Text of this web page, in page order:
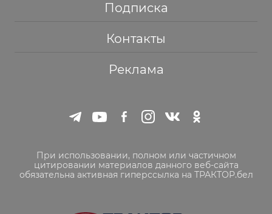
Подписка
Контакты
Реклама
При использовании, полном или частичном
цитировании материалов данного веб-сайта
обязательна активная гиперссылка на ТРАКТОР.бел